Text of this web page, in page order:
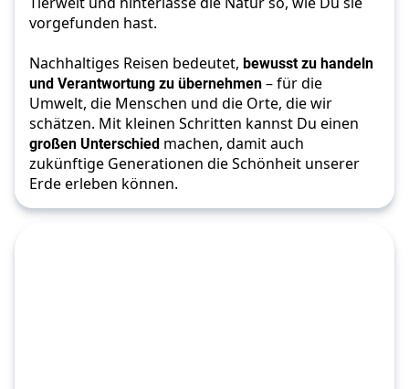
vorgefunden hast.
Nachhaltiges Reisen bedeutet, bewusst zu handeln
und Verantwortung zu übernehmen – für die
Umwelt, die Menschen und die Orte, die wir
großen Unterschied machen, damit auch
zukünftige Generationen die Schönheit unserer
Erde erleben können.